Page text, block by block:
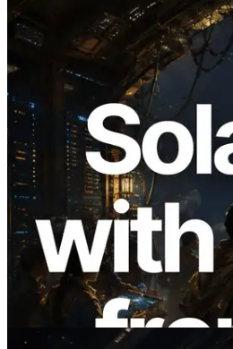
2026.08.05
ERPC 擴展 Solana
增全球 7 個區域的
Validators Information